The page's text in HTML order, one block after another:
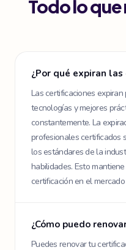
Todo lo
¿Por qué expiran
Las certificaciones
tecnologías y mejores
constantemente. La
profesionales certificados
los estándares de la
habilidades. Esto
certificación en el
¿Cómo puedo
Puedes renovar tu